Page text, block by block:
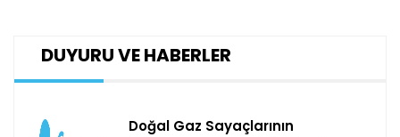
DUYURU VE HABERLER
Doğal Gaz Sayaçlarının